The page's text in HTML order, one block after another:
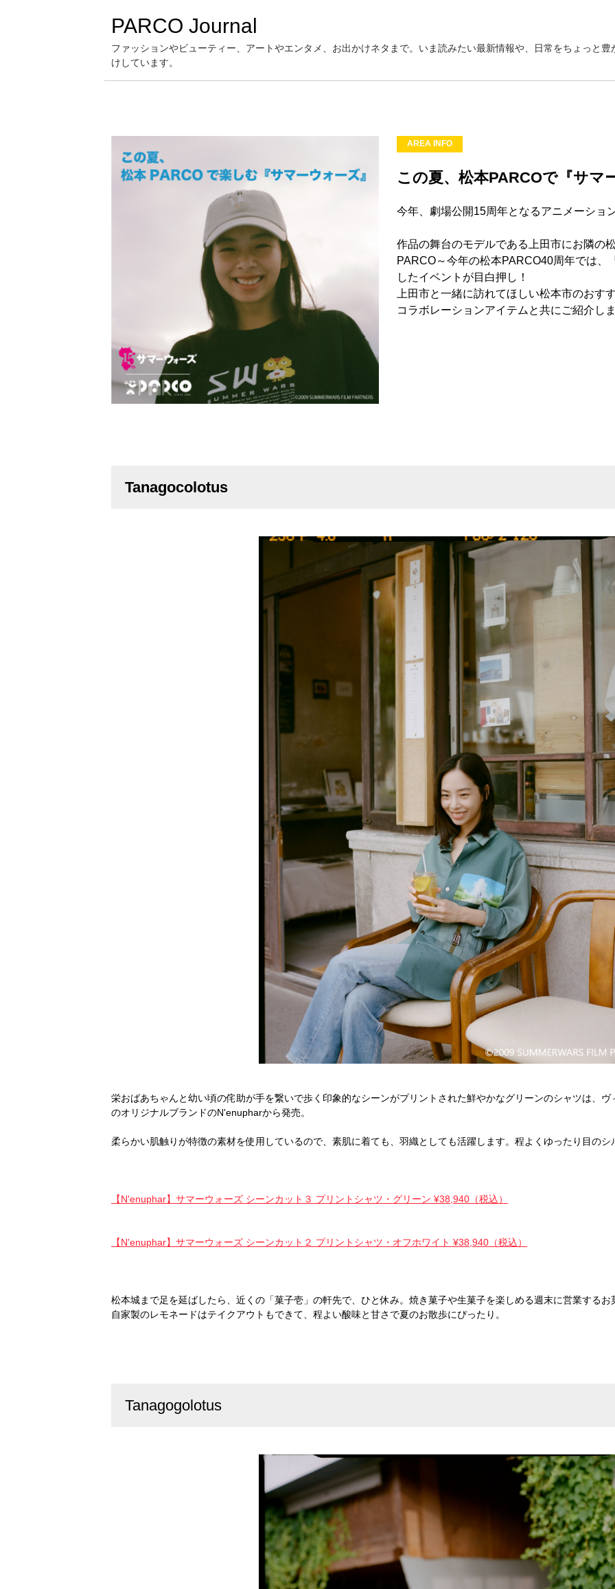
PARCO Journal
ファッションやビューティー、アートやエンタメ、お出かけネタまで。いま読みたい最新情報や、日常をちょっと
けしています。
AREA INFO
この夏、松本PARCOで『サマ
今年、劇場公開15周年となるアニメーショ
作品の舞台のモデルである上田市にお隣の
PARCO～今年の松本PARCO40周年では
したイベントが目白押し！
上田市と一緒に訪れてほしい松本市のおす
コラボレーションアイテムと共にご紹介し
Tanagocolotus
栄おばあちゃんと幼い頃の侘助が手を繋いで歩く印象的なシーンがプリントされた鮮やかなグリーンのシャツは、
のオリジナルブランドのN'enupharから発売。
柔らかい肌触りが特徴の素材を使用しているので、素肌に着ても、羽織としても活躍します。程よくゆったり目の
【N'enuphar】サマーウォーズ シーンカット３ プリントシャツ・グリーン ¥38,940（税込）
【N'enuphar】サマーウォーズ シーンカット２ プリントシャツ・オフホワイト ¥38,940（税込）
松本城まで足を延ばしたら、近くの「菓子壱」の軒先で、ひと休み。焼き菓子や生菓子を楽しめる週末に営業するお
自家製のレモネードはテイクアウトもできて、程よい酸味と甘さで夏のお散歩にぴったり。
Tanagogolotus